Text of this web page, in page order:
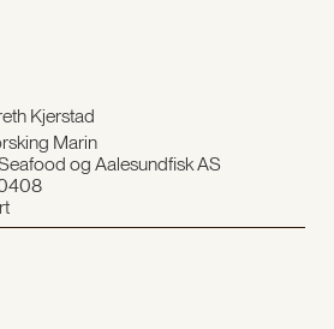
Kjerstad
Marin
og Aalesundfisk AS